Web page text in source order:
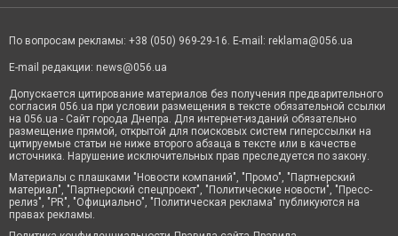
По вопросам рекламы: +38 (050) 969-29-16. E-mail: reklama@056.ua
E-mail редакции: news@056.ua
Допускается цитирование материалов без получения предварительного
согласия 056.ua при условии размещения в тексте обязательной ссылки
на 056.ua - Сайт города Днепра. Для интернет-изданий обязательно
размещение прямой, открытой для поисковых систем гиперссылки на
цитируемые статьи не ниже второго абзаца в тексте или в качестве
источника. Нарушение исключительных прав преследуется по закону.
Материалы с плашками "Новости компаний", "Промо", "Партнерский
материал", "Партнерский спецпроект", "Политические новости", "Пресс-
релиз", "PR", "Официально", "Политическая реклама" публикуются на
правах рекламы.